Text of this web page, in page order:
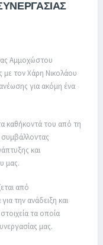
Αμμοχώστου
με τον Χάρη Νικολάου
για ακόμη ένα
καθήκοντά του από τη
και
μας.
από
την ανάδειξη και
τα οποία
μας.